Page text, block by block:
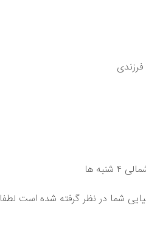
به وقت آمریکا،کانادا، اروپا و دیگر کشور های نیم کره شمالی ۴ شنبه ها
شما در نظر گرفته شده است لطفا